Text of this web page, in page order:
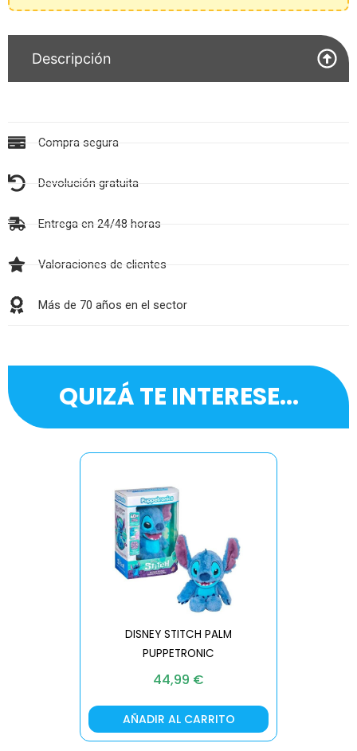
Descripción
Compra segura
Devolución gratuita
Entrega en 24/48 horas
Valoraciones de clientes
Más de 70 años en el sector
QUIZÁ TE INTERESE...
DISNEY STITCH PALM
PUPPETRONIC
44,99 €
AÑADIR AL CARRITO